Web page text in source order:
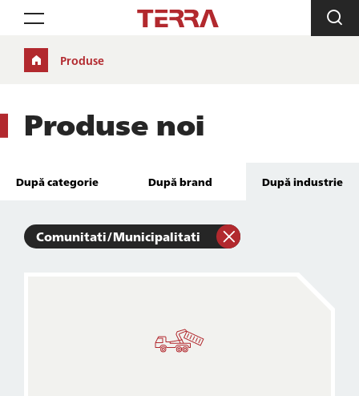
Toggle navigation
Produse
Produse noi
După categorie După brand După industrie
Comunitati/Municipalitati